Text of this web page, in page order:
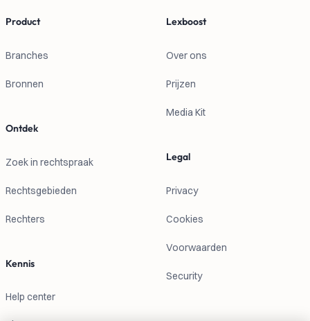
Product
Branches
Bronnen
Ontdek
Zoek in rechtspraak
Rechtsgebieden
Rechters
Kennis
Help center
Lexboost
Over ons
Prijzen
Media Kit
Legal
Privacy
Cookies
Voorwaarden
Security